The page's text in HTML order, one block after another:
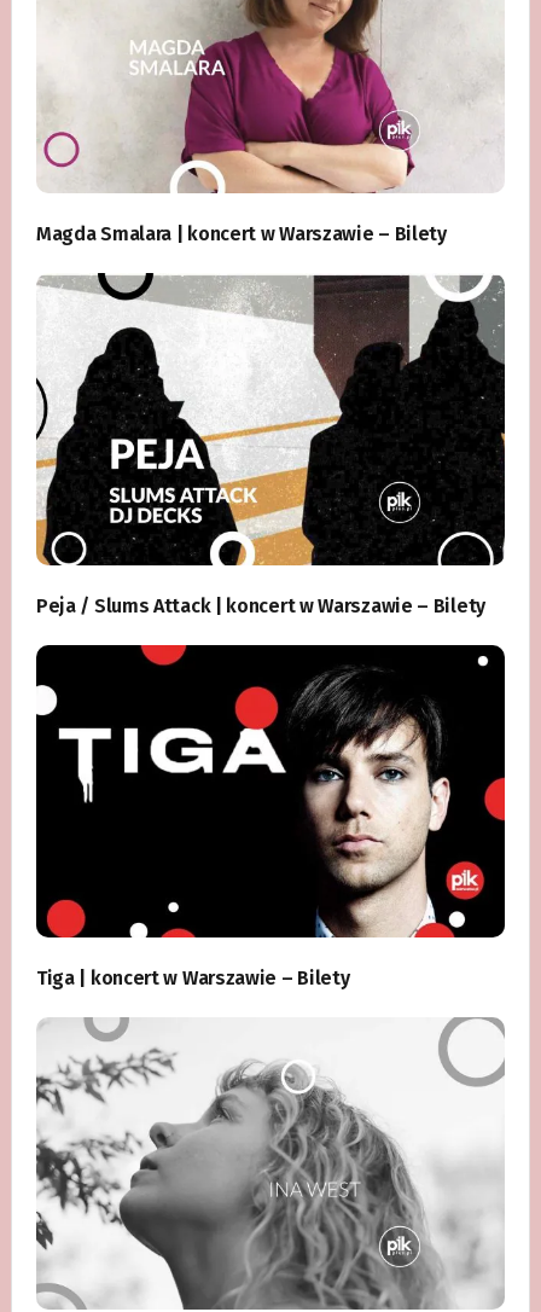
Magda Smalara | koncert w Warszawie – Bilety
Peja / Slums Attack | koncert w Warszawie – Bilety
Tiga | koncert w Warszawie – Bilety